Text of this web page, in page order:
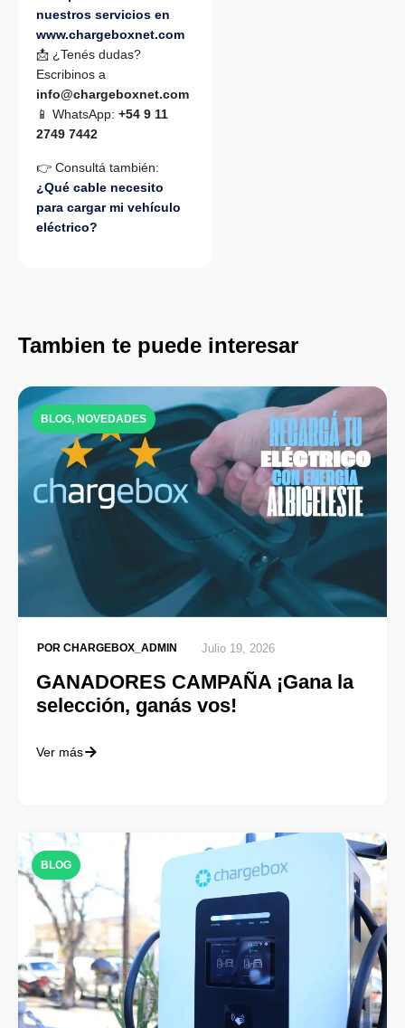
nuestros servicios en
www.chargeboxnet.com
📩 ¿Tenés dudas?
Escribinos a
info@chargeboxnet.com
📱 WhatsApp: +54 9 11
2749 7442
👉 Consultá también:
¿Qué cable necesito
para cargar mi vehículo
eléctrico?
Tambien te puede interesar
BLOG, NOVEDADES
POR CHARGEBOX_ADMIN Julio 19, 2026
GANADORES CAMPAÑA ¡Gana la
selección, ganás vos!
Ver más
BLOG